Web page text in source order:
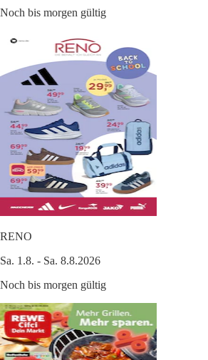
Noch bis morgen gültig
RENO
Sa. 1.8. - Sa. 8.8.2026
Noch bis morgen gültig